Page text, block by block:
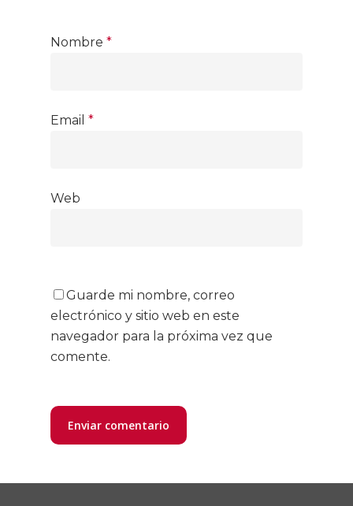
Nombre *
Email *
Web
Guarde mi nombre, correo
electrónico y sitio web en este
navegador para la próxima vez que
comente.